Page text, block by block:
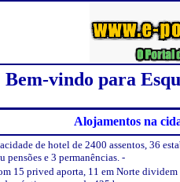
Bem-vindo para
Alojamentos na
de hotel de 2400 assentos, 36
e 3 permanências. -
15 prived aporta, 11 em Norte